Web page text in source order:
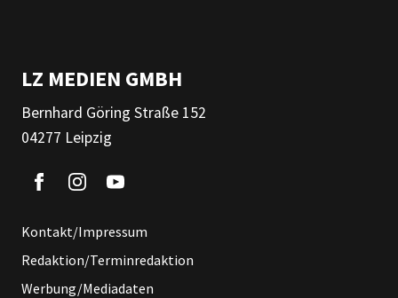
LZ MEDIEN GMBH
Bernhard Göring Straße 152
04277 Leipzig
Kontakt/Impressum
Redaktion/Terminredaktion
Werbung/Mediadaten